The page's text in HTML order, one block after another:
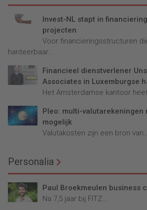
Invest-NL stapt in
projecten
Voor financieringsstructuren
hanteerbaar...
Financieel dienstverlener
Associates in Luxemburgse
Het Amsterdamse kantoor
Pleo: multi-valutarekeningen
mogelijk
Valutakosten zijn een bron
Personalia
Paul Broekmeulen business
Na 7,5 jaar bij FITZ...